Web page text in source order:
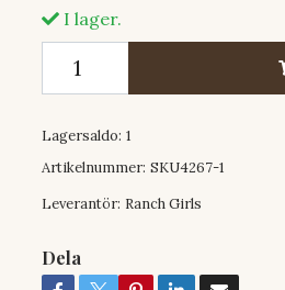
I lager.
Lagersaldo: 1
Artikelnummer: SKU4267-1
Leverantör: Ranch Girls
Dela